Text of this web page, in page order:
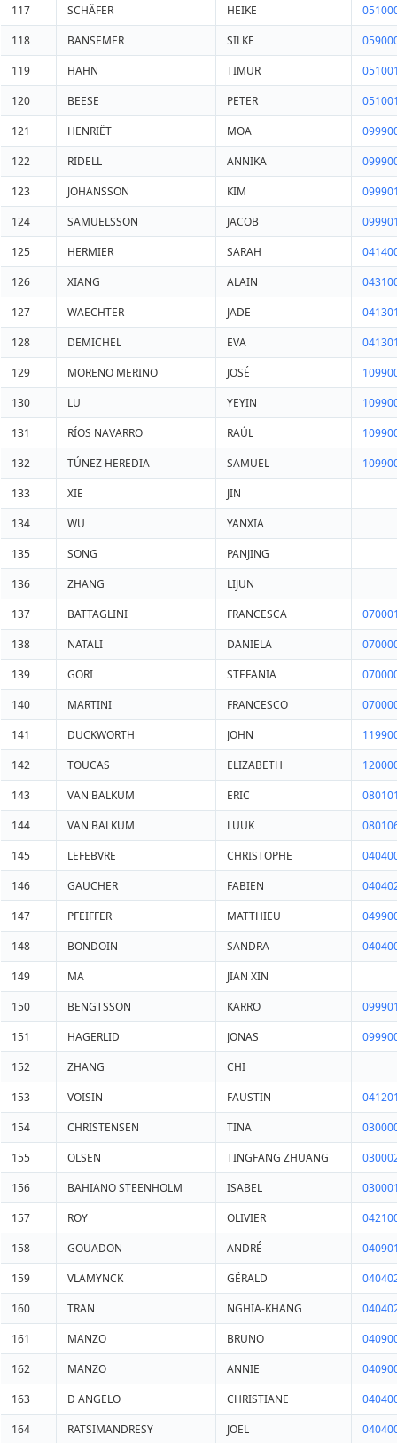
117
SCHÄFER HEIKE
118
BANSEMER SILKE
119
HAHN TIMUR
120
BEESE PETER
121
HENRIËT MOA
122
RIDELL ANNIKA
123
JOHANSSON KIM
124
SAMUELSSON JACOB
125
HERMIER SARAH
126
XIANG ALAIN
127
WAECHTER JADE
128
DEMICHEL EVA
129
MORENO MERINO JOSÉ
130
LU YEYIN
131
RÍOS NAVARRO RAÚL
132
TÚNEZ HEREDIA SAMUEL
133
XIE
JIN
134
WU
YANXIA
135
SONG
PANJING
136
ZHANG
LIJUN
137
BATTAGLINI FRANCESCA
138
NATALI DANIELA
139
GORI STEFANIA
140
MARTINI FRANCESCO
141
DUCKWORTH JOHN
142
TOUCAS ELIZABETH
143
VAN BALKUM ERIC
144
VAN BALKUM LUUK
145
LEFEBVRE CHRISTOPHE
146
GAUCHER FABIEN
147
PFEIFFER MATTHIEU
148
BONDOIN SANDRA
149
MA
JIAN XIN
150
BENGTSSON KARRO
151
HAGERLID JONAS
152
ZHANG
CHI
153
VOISIN FAUSTIN
154
CHRISTENSEN TINA
155
OLSEN TINGFANG ZHUANG
156
BAHIANO STEENHOLM ISABEL
157
ROY OLIVIER
158
GOUADON ANDRÉ
159
VLAMYNCK GÉRALD
160
TRAN NGHIA-KHANG
161
MANZO BRUNO
162
MANZO ANNIE
163
D ANGELO CHRISTIANE
164
RATSIMANDRESY JOEL